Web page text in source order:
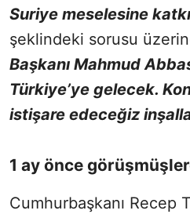
Suriye meselesine
şeklindeki sorusu
Başkanı Mahmud
Türkiye’ye gelecek.
istişare edeceğiz
1 ay önce
Cumhurbaşkanı Recep